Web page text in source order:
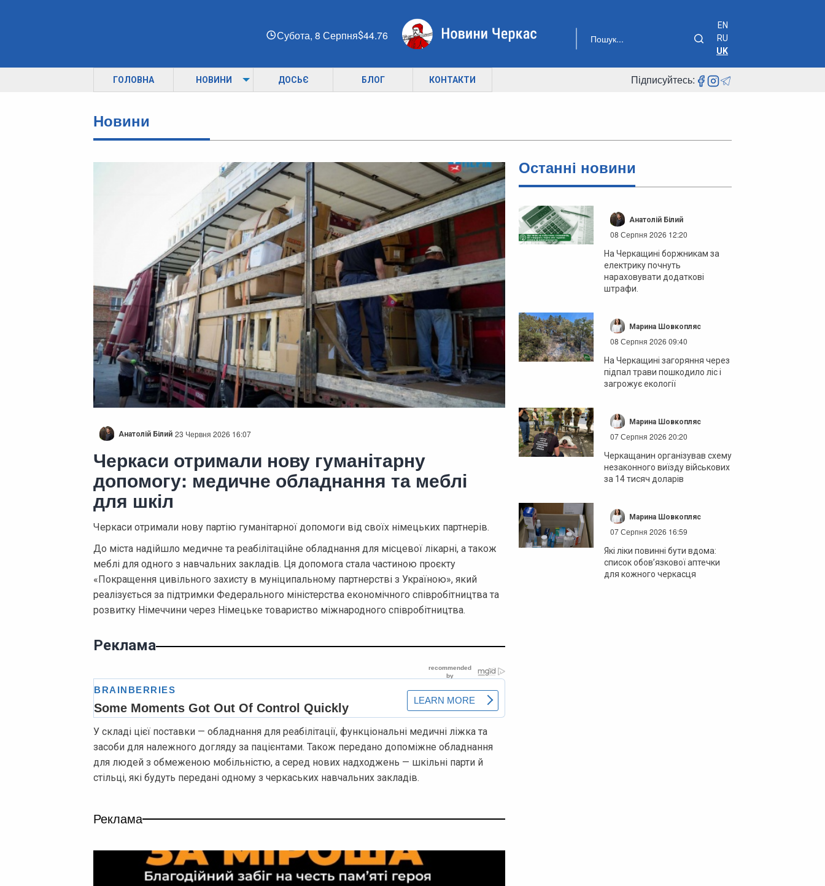
Субота, 8 Серпня 44.76
EN
RU
UK
ГОЛОВНА НОВИНИ ДОСЬЄ БЛОГ КОНТАКТИ Підписуйтесь:
Новини
Анатолій Білий 23 Червня 2026 16:07
Черкаси отримали нову гуманітарну
допомогу: медичне обладнання та меблі
для шкіл
Черкаси отримали нову партію гуманітарної допомоги від своїх німецьких партнерів.
До міста надійшло медичне та реабілітаційне обладнання для місцевої лікарні, а також
меблі для одного з навчальних закладів. Ця допомога стала частиною проєкту
«Покращення цивільного захисту в муніципальному партнерстві з Україною», який
реалізується за підтримки Федерального міністерства економічного співробітництва та
розвитку Німеччини через Німецьке товариство міжнародного співробітництва.
Реклама
У складі цієї поставки — обладнання для реабілітації, функціональні медичні ліжка та
засоби для належного догляду за пацієнтами. Також передано допоміжне обладнання
для людей з обмеженою мобільністю, а серед нових надходжень — шкільні парти й
стільці, які будуть передані одному з черкаських навчальних закладів.
Реклама
Останні новини
Анатолій Білий
08 Серпня 2026 12:20
На Черкащині боржникам за
електрику почнуть
нараховувати додаткові
штрафи.
Марина Шовкопляс
08 Серпня 2026 09:40
На Черкащині загоряння через
підпал трави пошкодило ліс і
загрожує екології
Марина Шовкопляс
07 Серпня 2026 20:20
Черкащанин організував схему
незаконного виїзду військових
за 14 тисяч доларів
Марина Шовкопляс
07 Серпня 2026 16:59
Які ліки повинні бути вдома:
список обов’язкової аптечки
для кожного черкасця